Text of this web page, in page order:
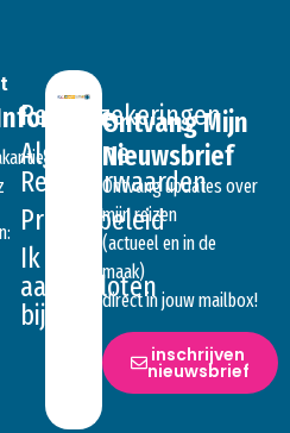
Reisverzekeringen
Algemene
Reisvoorwaarden
Privacybeleid
Ik ben
aangesloten
bij….
Ontvang Mijn
Nieuwsbrief
Ontvang updates over
mijn reizen
(actueel en in de
maak)
direct in jouw mailbox!
inschrijven
nieuwsbrief